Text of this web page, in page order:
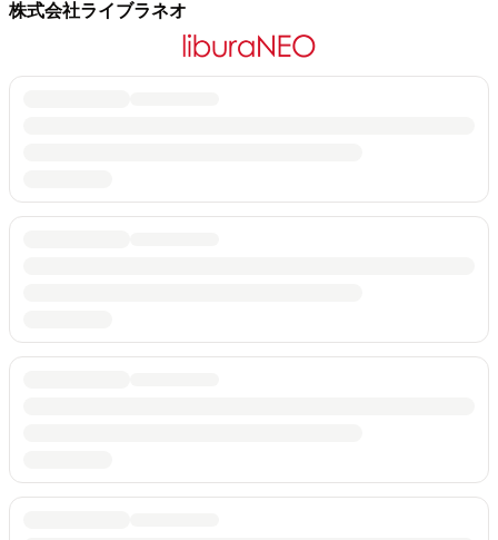
株式会社ライブラネオ